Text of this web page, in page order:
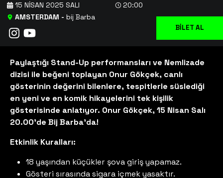
AMSTERDAM - bij Barba
15 NISAN 2025 SALI 20:00
BİLET AL
Paylaştığı Stand-Up performansları ve Nemlizade
dizisi ile beğeni toplayan Onur Gökçek, canlı
gösterinin değerini bilenlere, tespitlerle süslediği
en yeni ve en komik hikayelerini tek kişilik
gösterisinde anlatıyor. Onur Gökçek, 15 Nisan Salı
20.00'de Bij Barba’da!
Etkinlik Kuralları:
18 yaşından küçükler şova giriş yapamaz.
Gösteri sırasında sigara içmek yasaktır.